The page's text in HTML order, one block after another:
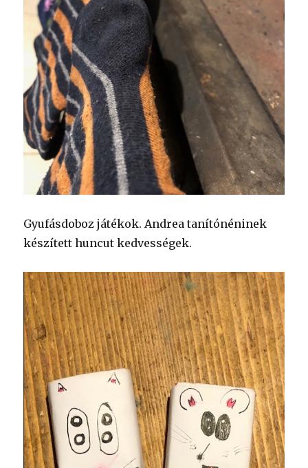
Gyufásdoboz játékok. Andrea tanítónéninek
készített huncut kedvességek.